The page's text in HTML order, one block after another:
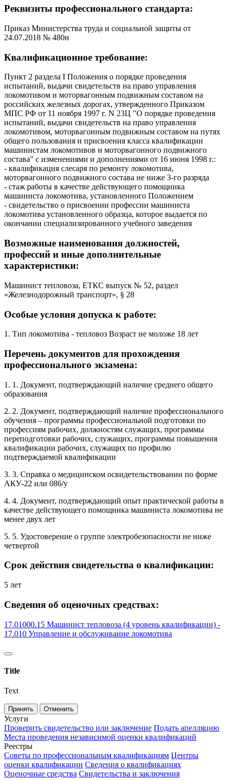
Реквизиты профессионального стандарта:
Приказ Министерства труда и социальной защиты от
24.07.2018 № 480н
Квалификационное требование:
Пункт 2 раздела I Положения о порядке проведения
испытаний, выдачи свидетельств на право управления
локомотивом и моторвагонным подвижным составом на
российских железных дорогах, утвержденного Приказом
МПС РФ от 11 ноября 1997 г. N 23Ц "О порядке проведения
испытаний, выдачи свидетельств на право управления
локомотивом, моторвагонным подвижным составом на путях
общего пользования и присвоения класса квалификации
машинистам локомотивов и моторвагонного подвижного
состава" с изменениями и дополнениями от 16 июня 1998 г.:
- квалификация слесаря по ремонту локомотива,
моторвагонного подвижного состава не ниже 3-го разряда
- стаж работы в качестве действующего помощника
машиниста локомотива, установленного Положением
- свидетельство о присвоении профессии машиниста
локомотива установленного образца, которое выдается по
окончании специализированного учебного заведения
Возможные наименования должностей,
профессий и иные дополнительные
характеристики:
Машинист тепловоза, ЕТКС выпуск № 52, раздел
«Железнодорожный транспорт», § 28
Особые условия допуска к работе:
1. Тип локомотива - тепловоз Возраст не моложе 18 лет
Перечень документов для прохождения
профессионального экзамена:
1. 1. Документ, подтверждающий наличие среднего общего
образования
2. 2. Документ, подтверждающий наличие профессионального
обучения – программы профессиональной подготовки по
профессиям рабочих, должностям служащих, программы
переподготовки рабочих, служащих, программы повышения
квалификации рабочих, служащих по профилю
подтверждаемой квалификации
3. 3. Справка о медицинском освидетельствовании по форме
АКУ-22 или 086/у
4. 4. Документ, подтверждающий опыт практической работы в
качестве действующего помощника машиниста локомотива не
менее двух лет
5. 5. Удостоверение о группе электробезопасности не ниже
четвертой
Срок действия свидетельства о квалификации:
5 лет
Сведения об оценочных средствах:
17.01000.15 Машинист тепловоза (4 уровень квалификации) -
17.010 Управление и обслуживание локомотива
Title
Text
Принять Отменить
Услуги
Проверить свидетельство или заключение Подать апелляцию
Места проведения независимой оценки квалификаций
Реестры
Советы по профессиональным квалификациям Центры
оценки квалификации Сведения о квалификациях
Оценочные средства Свидетельства и заключения